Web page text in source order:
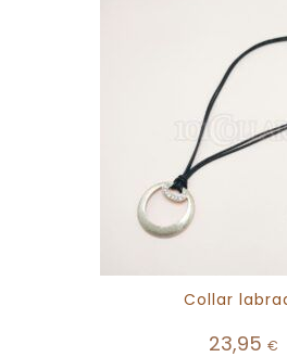
Collar
23,95 €